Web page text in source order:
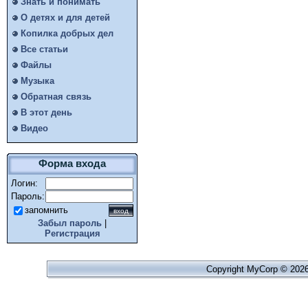
О детях и для детей
Копилка добрых дел
Все статьи
Файлы
Музыка
Обратная связь
В этот день
Видео
Форма входа
Логин:
Пароль:
запомнить
Забыл пароль
Регистрация
Copyright MyCorp ©